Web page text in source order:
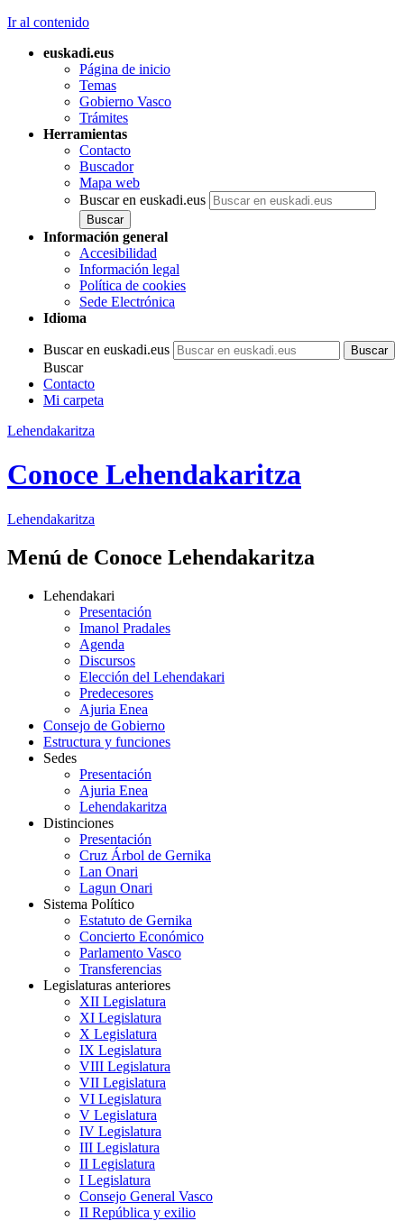
Ir al contenido
euskadi.eus
Página de inicio
Temas
Gobierno Vasco
Trámites
Herramientas
Contacto
Buscador
Mapa web
Buscar en euskadi.eus
Información general
Accesibilidad
Información legal
Política de cookies
Sede Electrónica
Idioma
Buscar en euskadi.eus
Buscar
Contacto
Mi carpeta
Lehendakaritza
Conoce Lehendakaritza
Lehendakaritza
Menú de Conoce Lehendakaritza
Lehendakari
Presentación
Imanol Pradales
Agenda
Discursos
Elección del Lehendakari
Predecesores
Ajuria Enea
Consejo de Gobierno
Estructura y funciones
Sedes
Presentación
Ajuria Enea
Lehendakaritza
Distinciones
Presentación
Cruz Árbol de Gernika
Lan Onari
Lagun Onari
Sistema Político
Estatuto de Gernika
Concierto Económico
Parlamento Vasco
Transferencias
Legislaturas anteriores
XII Legislatura
XI Legislatura
X Legislatura
IX Legislatura
VIII Legislatura
VII Legislatura
VI Legislatura
V Legislatura
IV Legislatura
III Legislatura
II Legislatura
I Legislatura
Consejo General Vasco
II República y exilio